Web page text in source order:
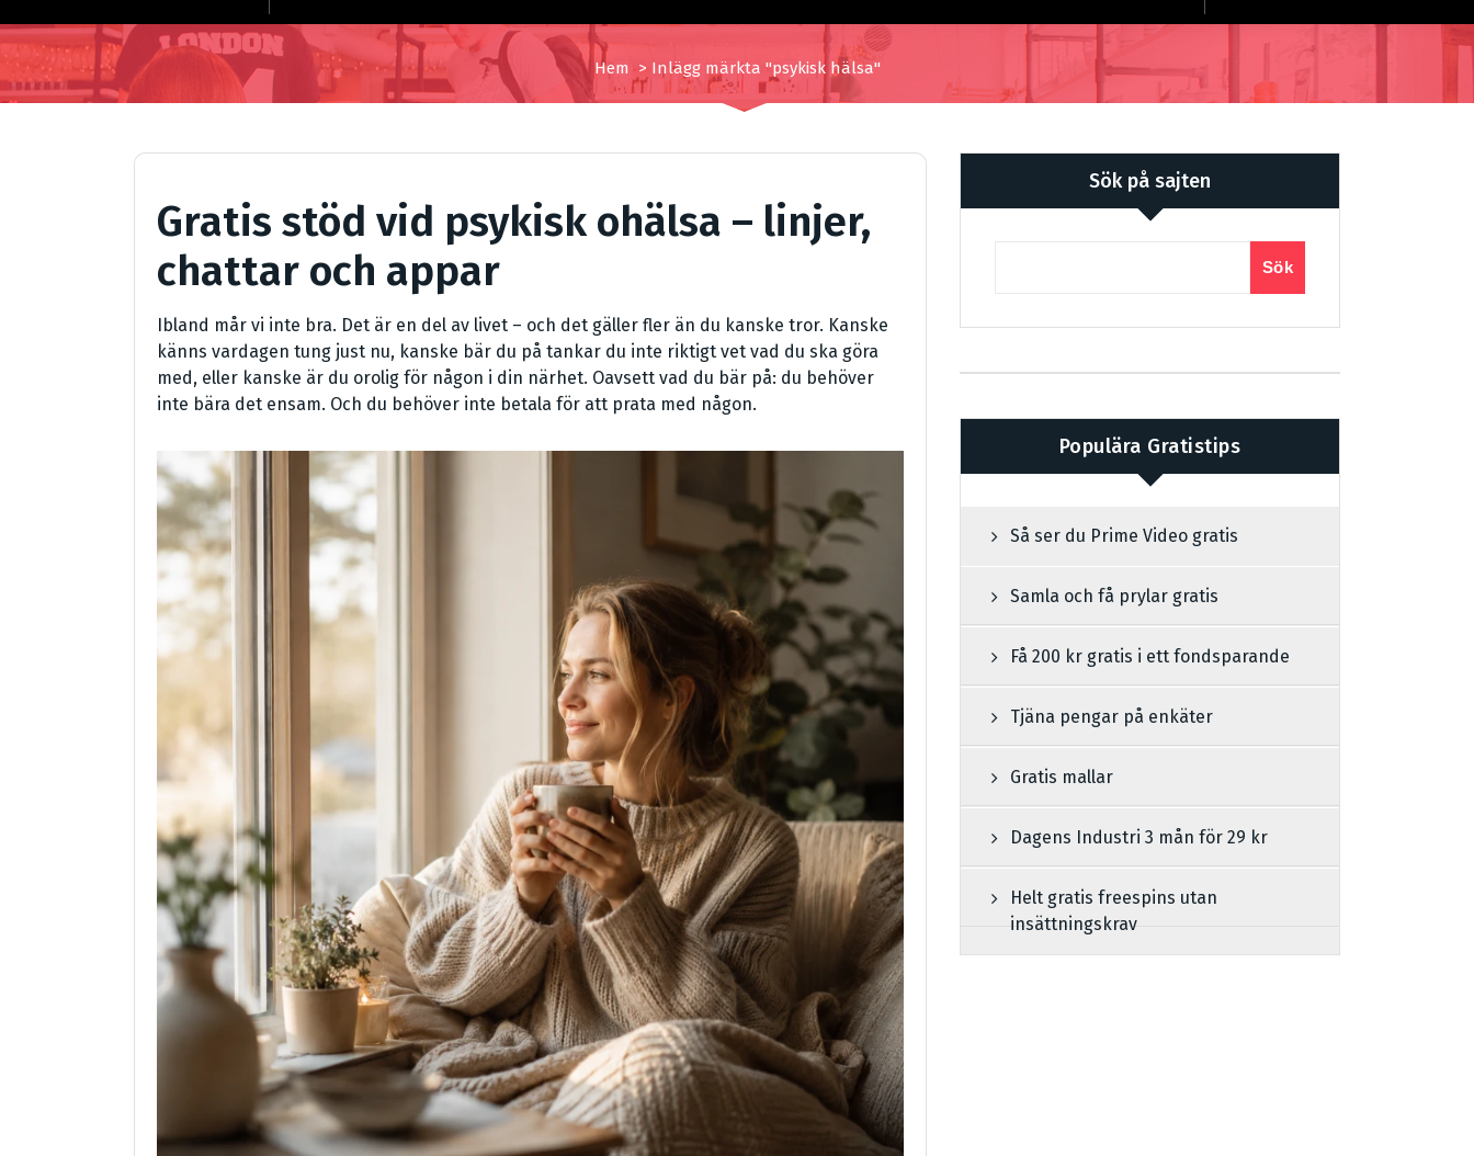
Hem > Inlägg märkta "psykisk hälsa"
Gratis stöd vid psykisk ohälsa – linjer,
chattar och appar
Ibland mår vi inte bra. Det är en del av livet – och det gäller fler än du kanske tror. Kanske
känns vardagen tung just nu, kanske bär du på tankar du inte riktigt vet vad du ska göra
med, eller kanske är du orolig för någon i din närhet. Oavsett vad du bär på: du behöver
inte bära det ensam. Och du behöver inte betala för att prata med någon.
Sök på sajten
Sök
Populära Gratistips
Så ser du Prime Video gratis
Samla och få prylar gratis
Få 200 kr gratis i ett fondsparande
Tjäna pengar på enkäter
Gratis mallar
Dagens Industri 3 mån för 29 kr
Helt gratis freespins utan
insättningskrav